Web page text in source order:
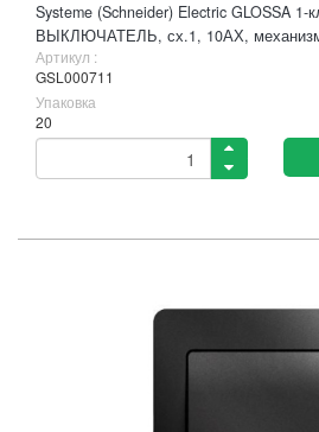
Systeme (Schneider) Electric GLOSSA 1-
ВЫКЛЮЧАТЕЛЬ, сх.1, 10АХ,
Артикул :
GSL000711
Упаковка
20